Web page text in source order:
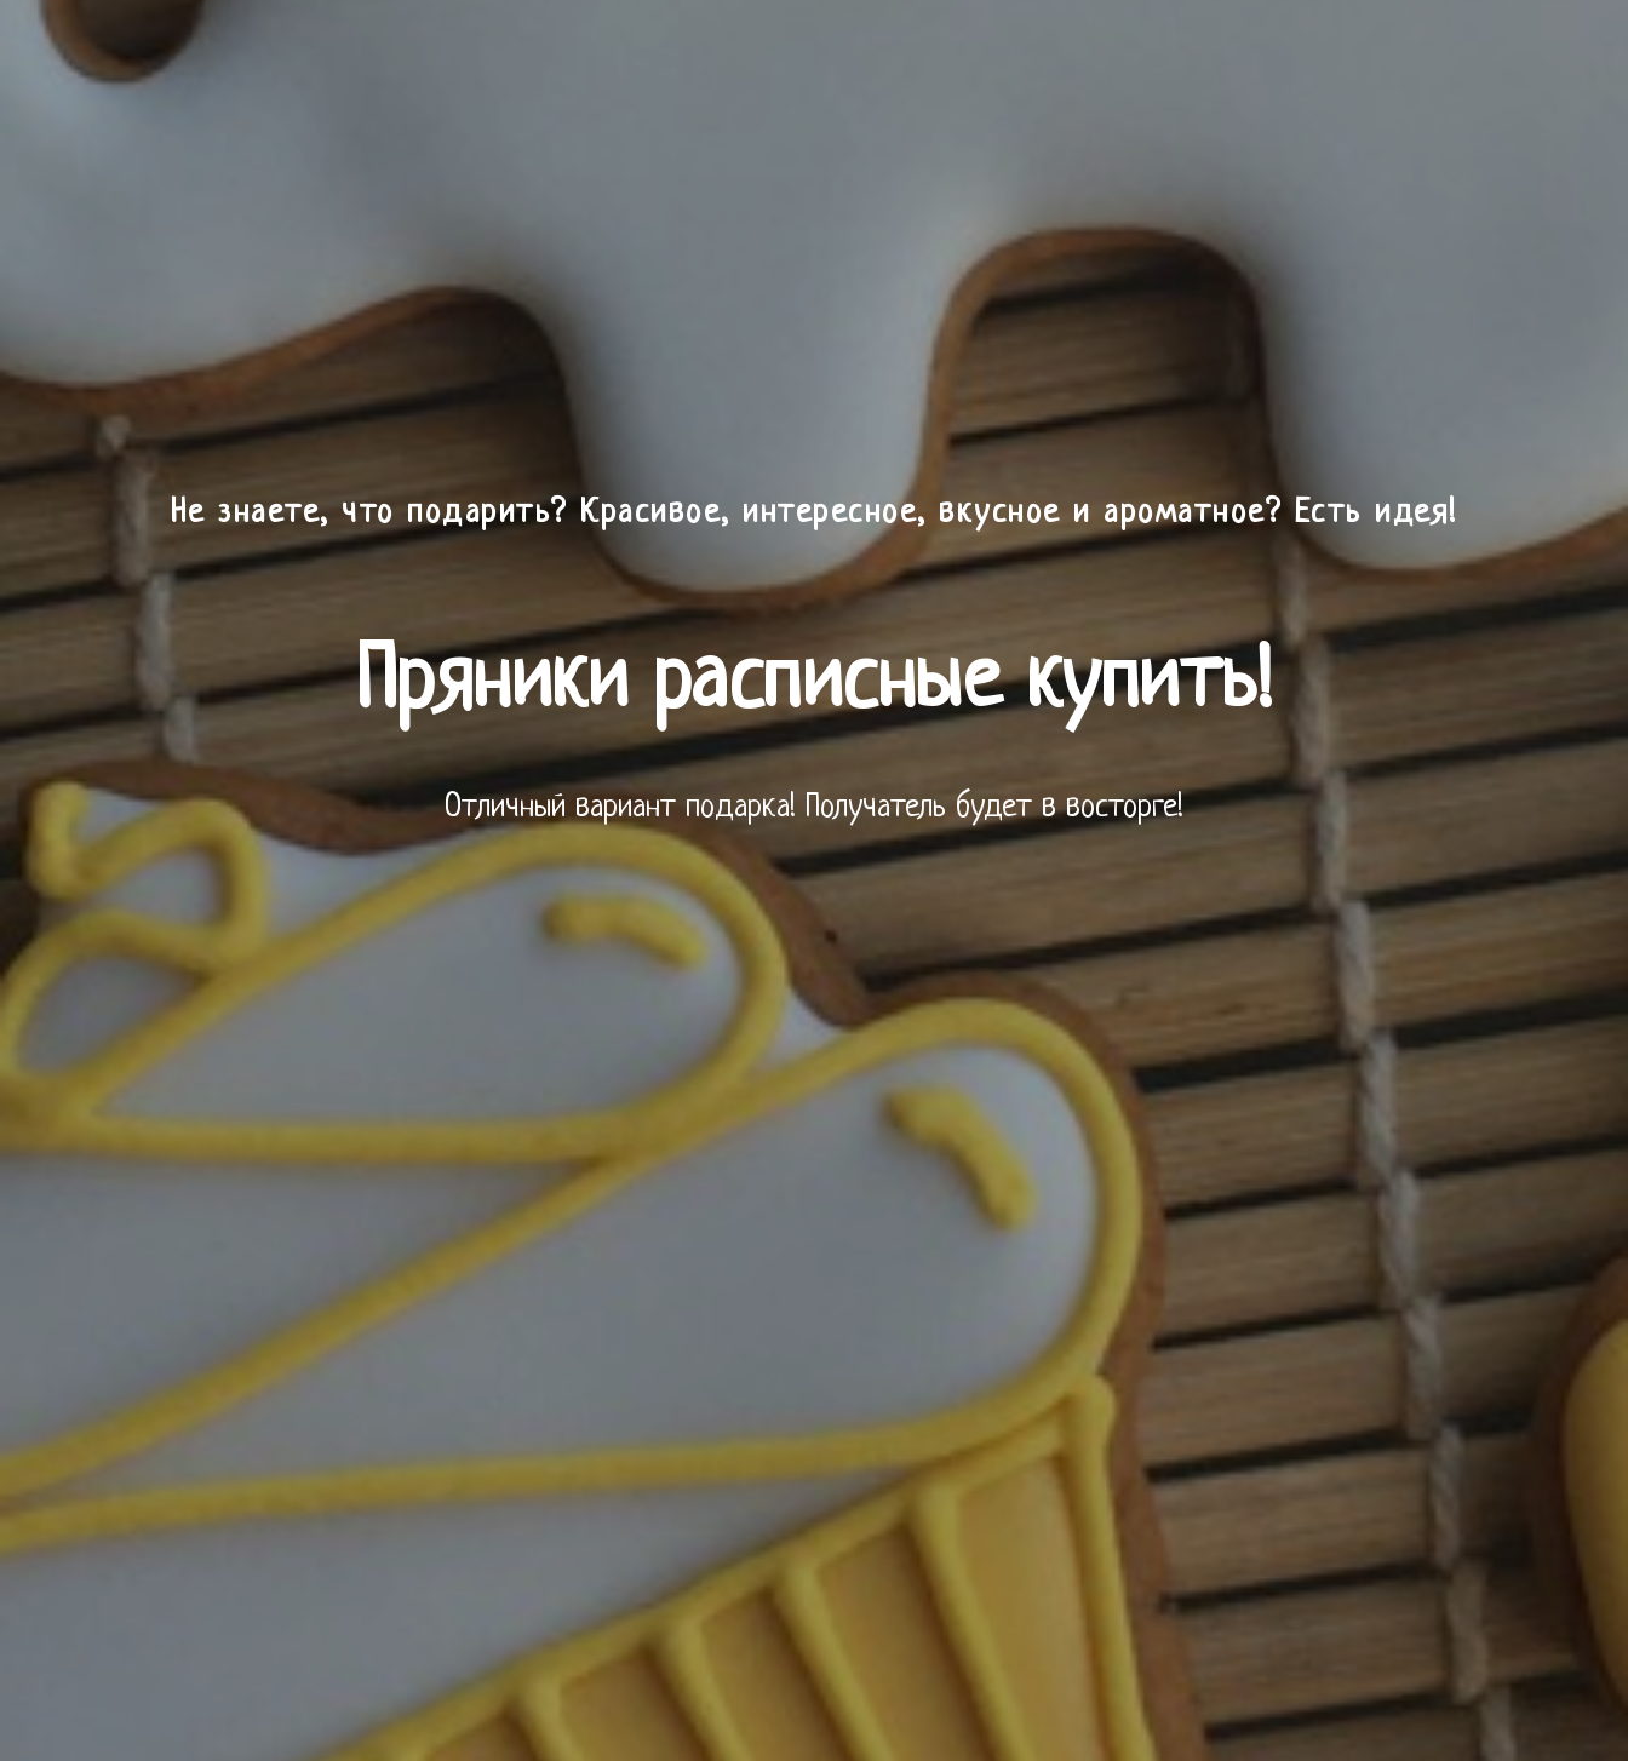
Не знаете, что подарить? Красивое, интересное, вкусное и ароматное? Есть идея!
Пряники расписные купить!
Отличный вариант подарка! Получатель будет в восторге!